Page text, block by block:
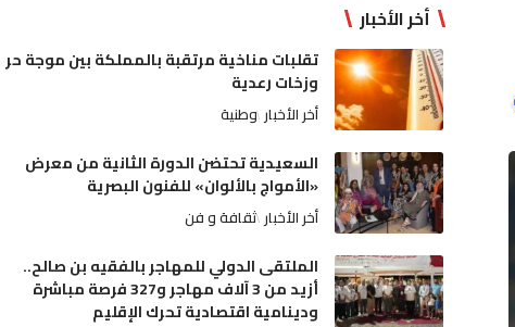
أخر الأخبار
تقلبات مناخية مرتقبة بالمملكة بين موجة حر
وزخات رعدية
أخر الأخبار وطنية
السعيدية تحتضن الدورة الثانية من معرض
«الأمواج بالألوان» للفنون البصرية
أخر الأخبار ثقافة و فن
الملتقى الدولي للمهاجر بالفقيه بن صالح..
أزيد من 3 آلاف مهاجر و327 فرصة مباشرة
ودينامية اقتصادية تحرك الإقليم